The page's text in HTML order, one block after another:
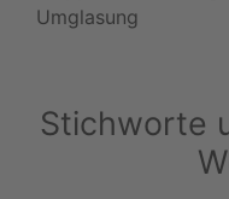
Umglasung
Stichworte